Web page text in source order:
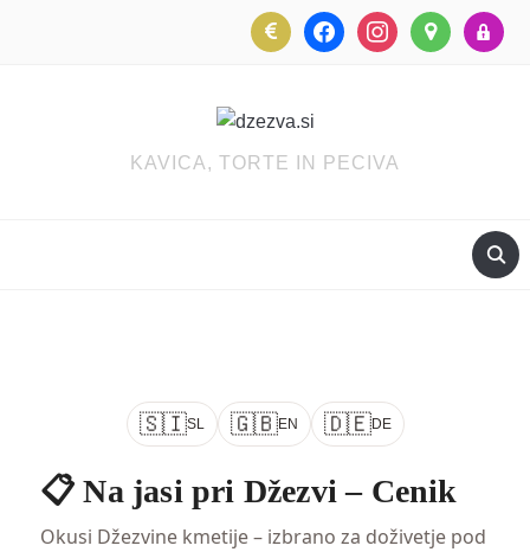
eur facebookinstagrammap-
marker
lock
KAVICA, TORTE IN PECIVA
🇸🇮SL 🇬🇧EN 🇩🇪DE
📋 Na jasi pri Džezvi – Cenik
Okusi Džezvine kmetije – izbrano za doživetje pod